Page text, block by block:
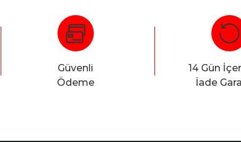
Bu ürüne ilk
Yorum
Güvenli
Ödeme
14 Gün
İade